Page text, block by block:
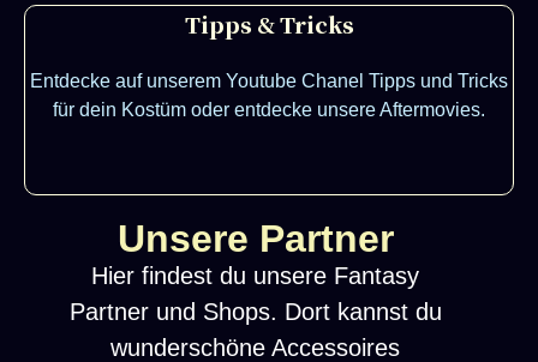
Tipps & Tricks
Entdecke auf unserem Youtube Chanel Tipps und Tricks
für dein Kostüm oder entdecke unsere Aftermovies.
Unsere Partner
Hier findest du unsere Fantasy
Partner und Shops. Dort kannst du
wunderschöne Accessoires